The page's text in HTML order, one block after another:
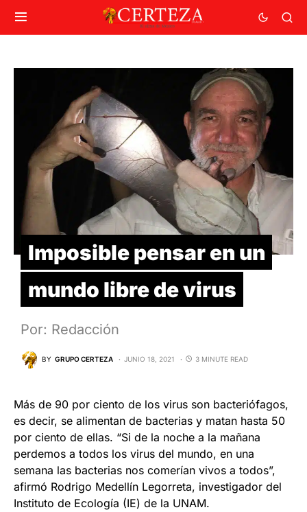
Imposible pensar en un
mundo libre de virus
Por: Redacción
BY GRUPO CERTEZA JUNIO 18, 2021 3 MINUTE READ
Más de 90 por ciento de los virus son bacteriófagos,
es decir, se alimentan de bacterias y matan hasta 50
por ciento de ellas. “Si de la noche a la mañana
perdemos a todos los virus del mundo, en una
semana las bacterias nos comerían vivos a todos”,
afirmó Rodrigo Medellín Legorreta, investigador del
Instituto de Ecología (IE) de la UNAM.